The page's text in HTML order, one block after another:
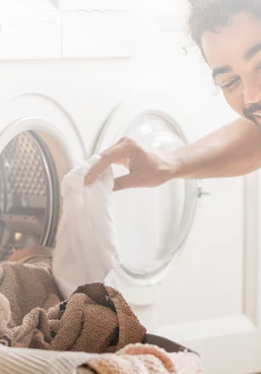
2021, la tarifa 2.0TD sustituyó a las
2.0 y 2.1. Este cambio, instaurado
de los Mercados y la Competencia
en el recibo de la luz de los